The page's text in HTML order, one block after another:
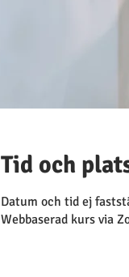
Tid och
Datum och tid ej
Webbaserad kurs via